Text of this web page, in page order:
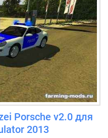
Porsche v2.0 для
2013